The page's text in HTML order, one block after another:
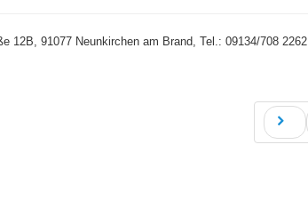
12B, 91077 Neunkirchen am Brand, Tel.: 09134/708 2262